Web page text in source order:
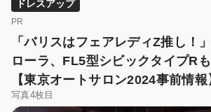
ドレスアップ
PR
「バリスはフェアレディZ推し！
ローラ、FL5型シビックタイプR
【東京オートサロン2024事前情報
写真4枚目